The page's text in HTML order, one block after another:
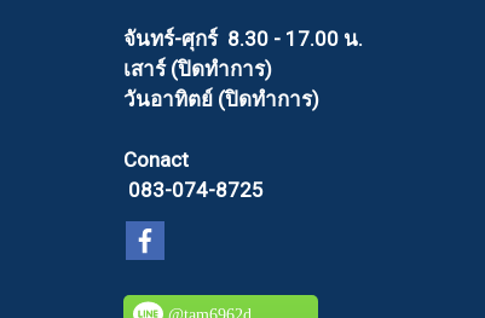
จันทร์-ศุกร์ 8.30 - 17.00 น.
เสาร์ (ปิดทำการ)
วันอาทิตย์ (ปิดทำการ)
Conact
083-074-8725
@tam6962d